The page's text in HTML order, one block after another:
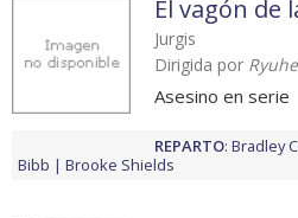
El vagón de
Jurgis
Dirigida por
Asesino en serie
REPARTO: Bradley
Bibb
Brooke Shields